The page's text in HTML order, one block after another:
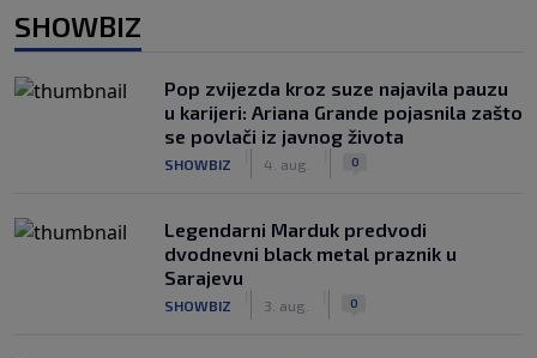
SHOWBIZ
Pop zvijezda kroz suze najavila pauzu
u karijeri: Ariana Grande pojasnila zašto
se povlači iz javnog života
SHOWBIZ 4. aug. 0
Legendarni Marduk predvodi
dvodnevni black metal praznik u
Sarajevu
SHOWBIZ 3. aug. 0